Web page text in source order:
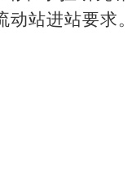
站进站要求。